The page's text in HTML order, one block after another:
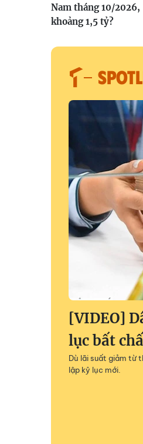
Nam tháng 10/2026,
khoảng 1,5 tỷ?
[VIDEO]
lục bất
Dù lãi suất giảm từ
lập kỷ lục mới.